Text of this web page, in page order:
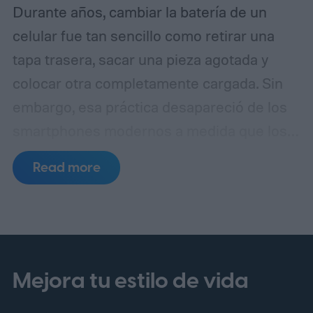
Durante años, cambiar la batería de un
celular fue tan sencillo como retirar una
tapa trasera, sacar una pieza agotada y
colocar otra completamente cargada. Sin
fabricantes apostaron por diseños más
delgados, cuerpos de vidrio y metal,
regreso. No necesariamente en la forma
clásica de los teléfonos que permitían
Read more
Mejora tu estilo de vida